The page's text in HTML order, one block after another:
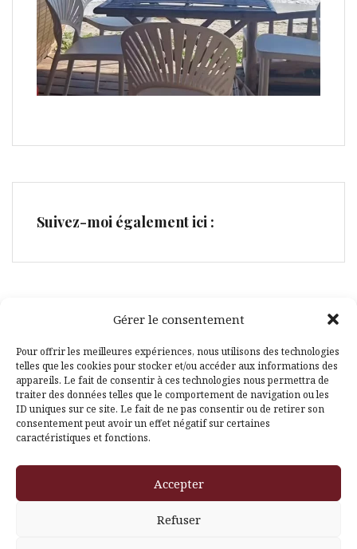
Gérer le consentement
Pour offrir les meilleures expériences, nous utilisons des technologies
telles que les cookies pour stocker et/ou accéder aux informations des
appareils. Le fait de consentir à ces technologies nous permettra de
traiter des données telles que le comportement de navigation ou les
ID uniques sur ce site. Le fait de ne pas consentir ou de retirer son
consentement peut avoir un effet négatif sur certaines
caractéristiques et fonctions.
Accepter
Refuser
Suivez-moi également ici :
Facebook
Pinterest
Themeisle